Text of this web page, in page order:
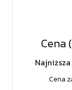
Cena
Cena